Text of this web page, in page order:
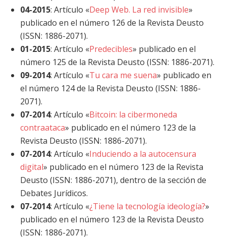
04-2015: Artículo «Deep Web. La red invisible»
publicado en el número 126 de la Revista Deusto
(ISSN: 1886-2071).
01-2015: Artículo «Predecibles» publicado en el
número 125 de la Revista Deusto (ISSN: 1886-2071).
09-2014: Artículo «Tu cara me suena» publicado en
el número 124 de la Revista Deusto (ISSN: 1886-
2071).
07-2014: Artículo «Bitcoin: la cibermoneda
contraataca» publicado en el número 123 de la
Revista Deusto (ISSN: 1886-2071).
07-2014: Artículo «Induciendo a la autocensura
digital» publicado en el número 123 de la Revista
Deusto (ISSN: 1886-2071), dentro de la sección de
Debates Jurídicos.
07-2014: Artículo «¿Tiene la tecnología ideología?»
publicado en el número 123 de la Revista Deusto
(ISSN: 1886-2071).